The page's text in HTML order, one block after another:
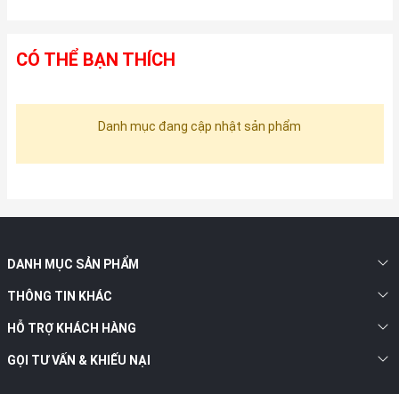
CÓ THỂ BẠN THÍCH
Danh mục đang cập nhật sản phẩm
DANH MỤC SẢN PHẨM
THÔNG TIN KHÁC
HỖ TRỢ KHÁCH HÀNG
GỌI TƯ VẤN & KHIẾU NẠI